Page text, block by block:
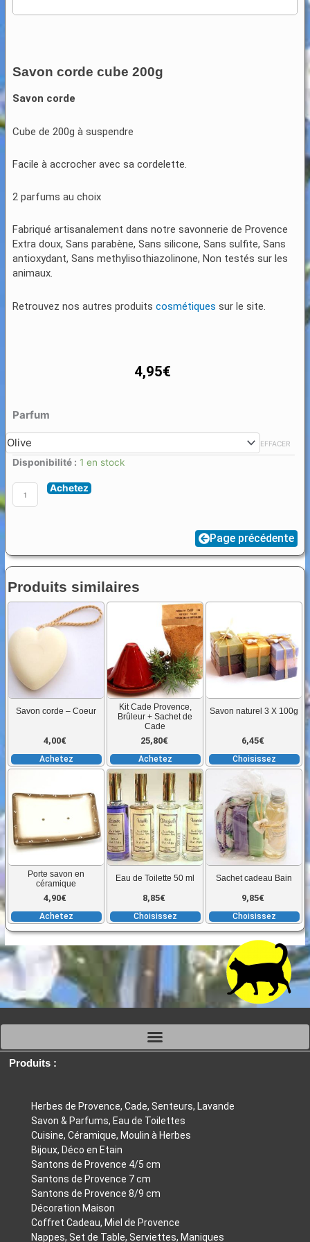
Savon corde cube 200g
Savon corde
Cube de 200g à suspendre
Facile à accrocher avec sa cordelette.
2 parfums au choix
Fabriqué artisanalement dans notre savonnerie de Provence
Extra doux, Sans parabène, Sans silicone, Sans sulfite, Sans
antioxydant, Sans methylisothiazolinone, Non testés sur les
animaux.
Retrouvez nos autres produitscosmétiques sur le site.
4,95€
Parfum
EFFACER
Disponibilité : 1 en stock
quantité
Savon
corde
cube
200g
Achetez
Page précédente
Produits similaires
Savon corde – Coeur
4,00€
Achetez
Kit Cade Provence,
Brûleur + Sachet de
Cade
25,80€
Achetez
Savon naturel 3 X 100g
6,45€
Choisissez
Porte savon en
céramique
4,90€
Achetez
Eau de Toilette 50 ml
8,85€
Choisissez
produit
a
plusieurs
variations.
Les
options
être
choisies
sur
la
page
du
Sachet cadeau Bain
9,85€
Choisissez
la
Produits :
Herbes de Provence, Cade, Senteurs, Lavande
Savon & Parfums, Eau de Toilettes
Cuisine, Céramique, Moulin à Herbes
Bijoux, Déco en Etain
Santons de Provence 4/5 cm
Santons de Provence 7 cm
Santons de Provence 8/9 cm
Décoration Maison
Coffret Cadeau, Miel de Provence
Nappes, Set de Table, Serviettes, Maniques